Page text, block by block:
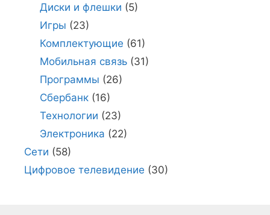
Диски и флешки (5)
Игры (23)
Комплектующие (61)
Мобильная связь(31)
Программы (26)
Сбербанк(16)
Технологии (23)
Электроника (22)
Сети (58)
Цифровое телевидение (30)